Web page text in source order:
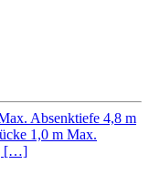
Absenktiefe 4,8 m
1,0 m Max.
[…]